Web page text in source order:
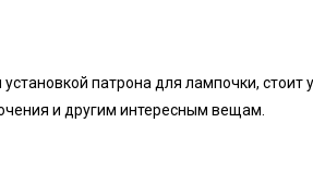
патрона для лампочки, стоит
и другим интересным вещам.